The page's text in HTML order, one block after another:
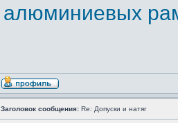
алюминиевых
Заголовок сообщения: Re: Допуски и натяг